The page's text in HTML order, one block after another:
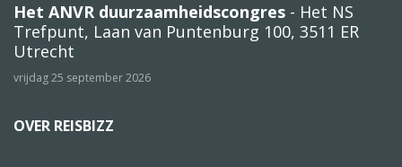
Het ANVR duurzaamheidscongres - Het NS
Trefpunt, Laan van Puntenburg 100, 3511 ER
Utrecht
vrijdag 25 september 2026
OVER REISBIZZ